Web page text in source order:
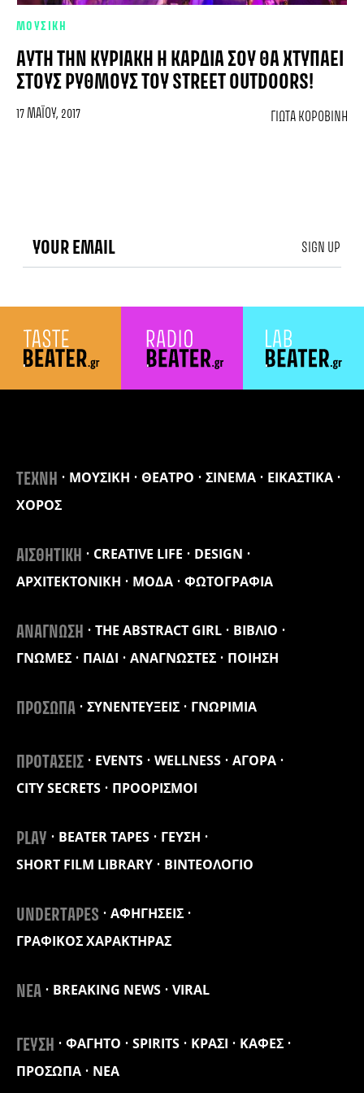
ΜΟΥΣΙΚΗ
ΑΥΤΉ ΤΗΝ ΚΥΡΙΑΚΉ Η ΚΑΡΔΙΆ ΣΟΥ ΘΑ ΧΤΥΠΆΕΙ
ΣΤΟΥΣ ΡΥΘΜΟΎΣ ΤΟΥ STREET OUTDOORS!
17 ΜΑΪ́ΟΥ, 2017 ΓΙΏΤΑ ΚΟΡΟΒΊΝΗ
ΤΕΧΝΗ ΜΟΥΣΙΚΗ ΘΕΑΤΡΟ ΣΙΝΕΜΑ
ΕΙΚΑΣΤΙΚΑ
ΧΟΡΟΣ
ΑΙΣΘΗΤΙΚΗ CREATIVE LIFE
DESIGN
ΑΡΧΙΤΕΚΤΟΝΙΚΗ
ΜΟΔΑ ΦΩΤΟΓΡΑΦΙΑ
ΑΝΑΓΝΩΣΗ THE ABSTRACT GIRL
ΒΙΒΛΙΟ
ΓΝΩΜΕΣ
ΠΑΙΔΙ ΑΝΑΓΝΩΣΤΕΣ ΠΟΙΗΣΗ
ΠΡΟΣΩΠΑ ΣΥΝΕΝΤΕΥΞΕΙΣ ΓΝΩΡΙΜΙΑ
ΠΡΟΤΑΣΕΙΣ EVENTS WELLNESS
ΑΓΟΡΑ
CITY SECRETS
ΠΡΟΟΡΙΣΜΟΙ
PLAY BEATER TAPES
ΓΕΥΣΗ
SHORT FILM LIBRARY
ΒΙΝΤΕΟΛΟΓΙΟ
UNDERTAPES
ΑΦΗΓΗΣΕΙΣ
ΓΡΑΦΙΚΟΣ ΧΑΡΑΚΤΗΡΑΣ
ΝΕΑ BREAKING NEWS VIRAL
ΓΕΥΣΗ ΦΑΓΗΤΟ SPIRITS ΚΡΑΣΙ
ΚΑΦΕΣ
ΠΡΟΣΩΠΑ
ΝΕΑ
SIGN UP